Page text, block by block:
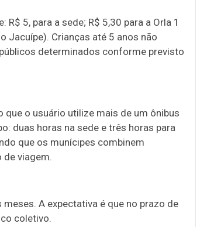
5, para a sede; R$ 5,30 para a Orla 1
Jacuípe). Crianças até 5 anos não
determinados conforme previsto
o usuário utilize mais de um ônibus
duas horas na sede e três horas para
que os munícipes combinem
de viagem.
A expectativa é que no prazo de
coletivo.